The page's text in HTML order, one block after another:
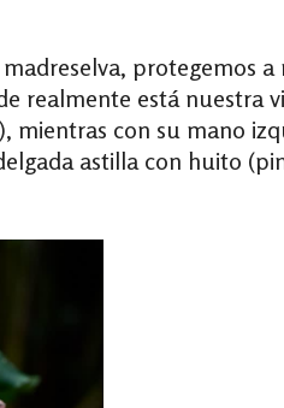
protegemos a
realmente está nuestra
mientras con su mano
astilla con huito